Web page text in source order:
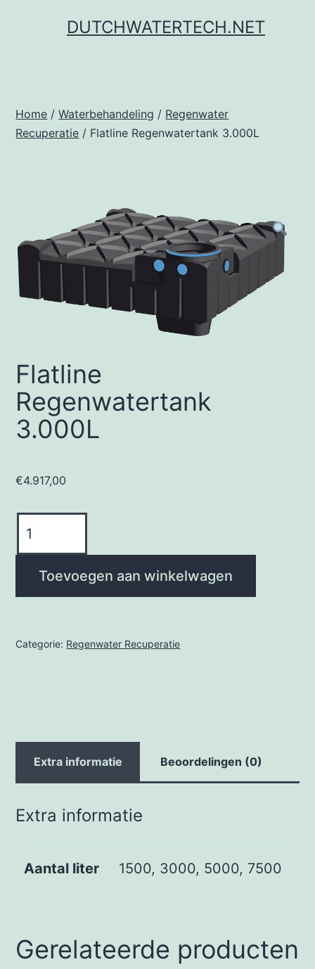
DUTCHWATERTECH.NET
Home /Waterbehandeling / Regenwater
Recuperatie / Flatline Regenwatertank 3.000L
Flatline
Regenwatertank
3.000L
€4.917,00
Regenwatertank
aantal
Toevoegen aan winkelwagen
Categorie: Regenwater Recuperatie
Extra informatie Beoordelingen (0)
Extra informatie
Aantal liter 1500, 3000, 5000, 7500
Gerelateerde producten